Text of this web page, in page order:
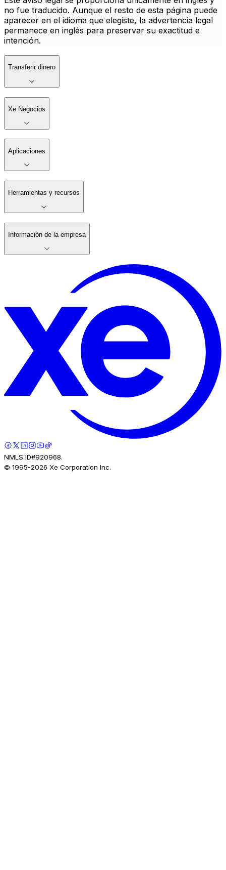
no fue traducido. Aunque el resto de esta página puede
aparecer en el idioma que elegiste, la advertencia legal
permanece en inglés para preservar su exactitud e
intención.
Transferir dinero
Xe Negocios
Aplicaciones
Herramientas y recursos
Información de la empresa
NMLS ID#920968.
© 1995-2026 Xe Corporation Inc.